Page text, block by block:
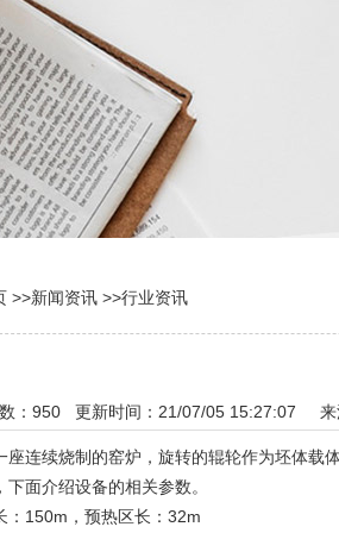
>>新闻资讯 >>行业资讯
： 950 更新时间：21/07/05 15:27:07 来
续烧制的窑炉，旋转的辊轮作为坯体载体
面介绍设备的相关参数。
150m，预热区长：32m